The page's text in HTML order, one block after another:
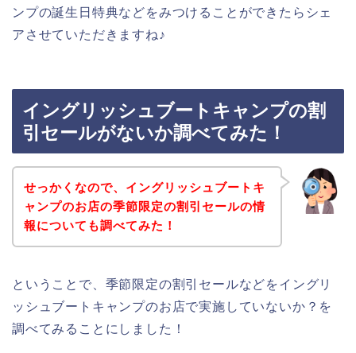
ンプの誕生日特典などをみつけることができたらシェ
アさせていただきますね♪
イングリッシュブートキャンプの割
引セールがないか調べてみた！
せっかくなので、イングリッシュブートキ
ャンプのお店の季節限定の割引セールの情
報についても調べてみた！
ということで、季節限定の割引セールなどをイングリ
ッシュブートキャンプのお店で実施していないか？を
調べてみることにしました！